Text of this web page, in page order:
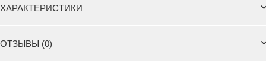
ХАРАКТЕРИСТИКИ
ОТЗЫВЫ (0)